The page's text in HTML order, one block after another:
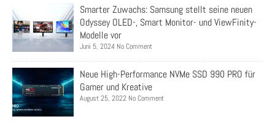
Smarter Zuwachs: Samsung stellt seine neuen
Odyssey OLED-, Smart Monitor- und ViewFinity-
Modelle vor
Juni 5, 2024 No Comment
Neue High-Performance NVMe SSD 990 PRO für
Gamer und Kreative
August 25, 2022 No Comment